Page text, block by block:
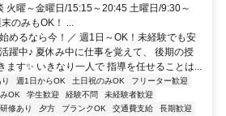
火曜～金曜日/15:15～20:45 土曜日/9:30～
のみもOK！ ...
めるなら今！／ 週1日～OK！未経験でも安
躍中♪ 夏休み中に仕事を覚えて、 後期の授
す✨ いきなり一人で 指導を任せることは...
週1日からOK 土日祝のみOK
フリーター歓迎
OK 学生歓迎 経験不問
未経験者歓迎
研修あり 夕方 ブランクOK 交通費支給
長期歓迎